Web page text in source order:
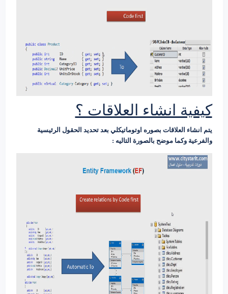
كيفية انشاء العلاقات ؟
يتم انشاء العلاقات بصوره اوتوماتيكلي بعد تحديد الحقول الرئيسية
والفرعية وكما موضح بالصورة التاليه :